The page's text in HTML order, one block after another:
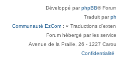
Développé parphpBB®
Traduit par
Communauté EzCom : « Traductions
Forum hébergé par les
Avenue de la Praille, 26 - 1227
Confidentialité